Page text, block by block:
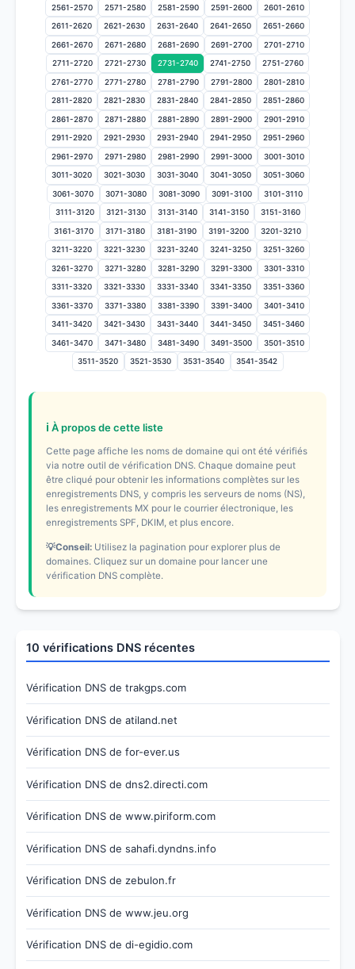
2561-2570 2571-2580 2581-2590 2591-2600 2601-2610
2611-2620 2621-2630 2631-2640 2641-2650 2651-2660
2661-2670 2671-2680 2681-2690 2691-2700 2701-2710
2711-2720 2721-2730 2731-2740 2741-2750 2751-2760
2761-2770 2771-2780 2781-2790 2791-2800 2801-2810
2811-2820 2821-2830 2831-2840 2841-2850 2851-2860
2861-2870 2871-2880 2881-2890 2891-2900 2901-2910
2911-2920 2921-2930 2931-2940 2941-2950 2951-2960
2961-2970 2971-2980 2981-2990 2991-3000 3001-3010
3011-3020 3021-3030 3031-3040 3041-3050 3051-3060
3061-3070 3071-3080 3081-3090 3091-3100 3101-3110
3111-3120 3121-3130 3131-3140 3141-3150 3151-3160
3161-3170 3171-3180 3181-3190 3191-3200 3201-3210
3211-3220 3221-3230 3231-3240 3241-3250 3251-3260
3261-3270 3271-3280 3281-3290 3291-3300 3301-3310
3311-3320 3321-3330 3331-3340 3341-3350 3351-3360
3361-3370 3371-3380 3381-3390 3391-3400 3401-3410
3411-3420 3421-3430 3431-3440 3441-3450 3451-3460
3461-3470 3471-3480 3481-3490 3491-3500 3501-3510
3511-3520 3521-3530 3531-3540 3541-3542
ℹ️ À propos de cette liste
Cette page affiche les noms de domaine qui ont été vérifiés
via notre outil de vérification DNS. Chaque domaine peut
être cliqué pour obtenir les informations complètes sur les
enregistrements DNS, y compris les serveurs de noms (NS),
les enregistrements MX pour le courrier électronique, les
enregistrements SPF, DKIM, et plus encore.
💡Conseil:Utilisez la pagination pour explorer plus de
domaines. Cliquez sur un domaine pour lancer une
vérification DNS complète.
10 vérifications DNS récentes
Vérification DNS de trakgps.com
Vérification DNS de atiland.net
Vérification DNS de for-ever.us
Vérification DNS de dns2.directi.com
Vérification DNS de www.piriform.com
Vérification DNS de sahafi.dyndns.info
Vérification DNS de zebulon.fr
Vérification DNS de www.jeu.org
Vérification DNS de di-egidio.com